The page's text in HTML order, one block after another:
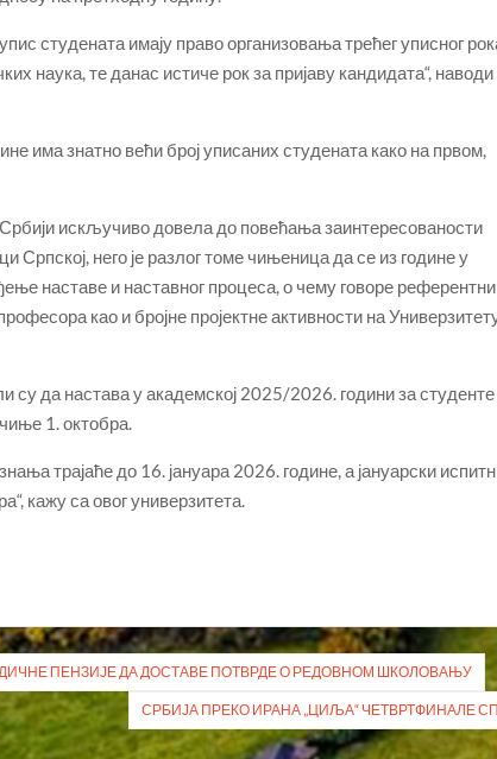
студената имају право организовања трећег уписног
наука, те данас истиче рок за пријаву кандидата“, наводи
има знатно већи број уписаних студената како на првом,
искључиво довела до повећања заинтересованости
Српској, него је разлог томе чињеница да се из године у
наставе и наставног процеса, о чему говоре референтни
као и бројне пројектне активности на
су да настава у академској 2025/2026. години за студенте
1. октобра.
трајаће до 16. јануара 2026. године, а јануарски
кажу са овог универзитета.
ПЕНЗИЈЕ ДА ДОСТАВЕ ПОТВРДЕ О РЕДОВНОМ ШКОЛОВАЊУ
СРБИЈА ПРЕКО ИРАНА „ЦИЉА“ ЧЕТВРТФИНАЛЕ